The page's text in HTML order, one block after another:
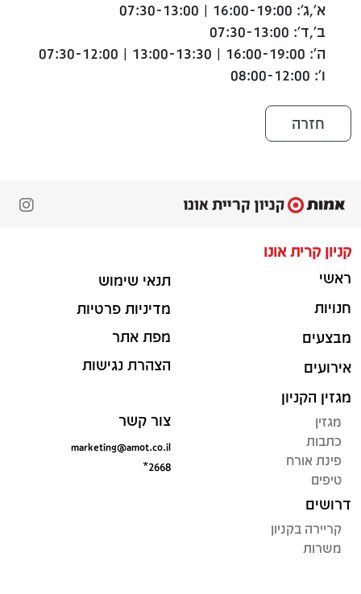
א',ג': 16:00-19:00 | 07:30-13:00
ב',ד': 07:30-13:00
ה': 16:00-19:00 | 13:00-13:30 | 07:30-12:00
ו': 08:00-12:00
חזרה
קניון קרית אונו
ראשי
חנויות
מבצעים
אירועים
מגזין הקניון
מגזין
כתבות
פינת אורח
טיפים
דרושים
קריירה בקניון
משרות
תנאי שימוש
מדיניות פרטיות
מפת אתר
הצהרת נגישות
צור קשר
marketing@amot.co.il
*2668